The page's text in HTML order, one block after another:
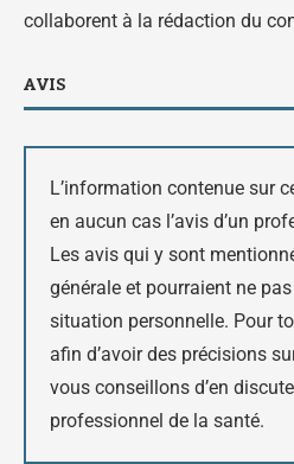
collaborent à la rédaction du
AVIS
L’information contenue sur
en aucun cas l’avis d’un
Les avis qui y sont
générale et pourraient ne
situation personnelle. Pour
afin d’avoir des précisions
vous conseillons d’en
professionnel de la santé.